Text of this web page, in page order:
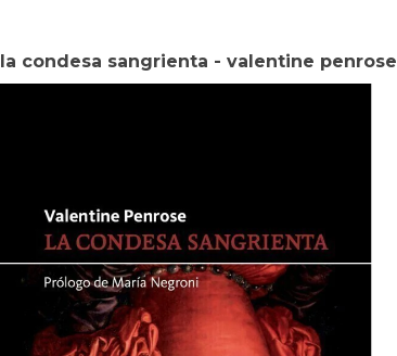
la condesa sangrienta - valentine penrose